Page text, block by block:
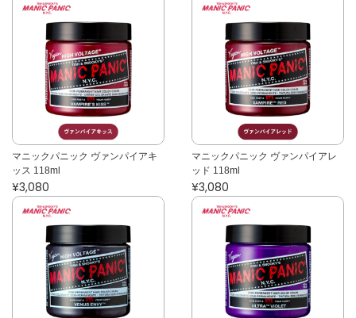
マニックパニック ヴァンパイアキ
ッス 118ml
¥3,080
マニックパニック ヴァンパイアレ
ッド 118ml
¥3,080